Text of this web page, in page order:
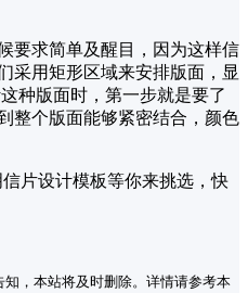
要求简单及醒目，因为这样信
采用矩形区域来安排版面，显
种版面时，第一步就是要了
整个版面能够紧密结合，颜色
片设计模板等你来挑选，快
，本站将及时删除。详情请参考本